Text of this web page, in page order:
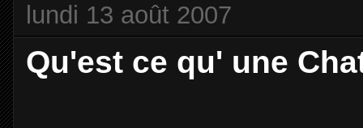
lundi 13 août 2007
Qu'est ce qu' une